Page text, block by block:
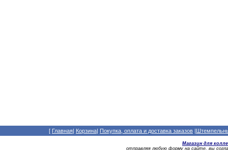
[ Главная| Корзина| Покупка, оплата и доставка заказов |
Магазин для
отправляя любую форму на сайте, вы